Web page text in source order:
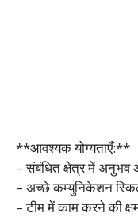
**आवश्यक योग्यताएँ:**
– संबंधित क्षेत्र में
– अच्छे कम्युनिकेशन
– टीम में काम करने की